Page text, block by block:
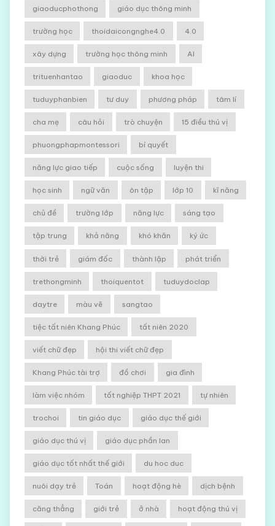
giaoducphothong giáo dục thông minh
trường học thoidaicongnghe4.0 4.0
xây dựng trường học thông minh AI
trituenhantao giaoduc khoa học
tuduyphanbien tư duy phương pháp tâm lí
cha mẹ câu hỏi trò chuyện 15 điều thú vị
phuongphapmontessori bí quyết
năng lực giao tiếp cuộc sống luyện thi
học sinh ngữ văn ôn tập lớp 10 kĩ năng
chủ đề trường lớp năng lực sáng tạo
tập trung khả năng khó khăn ký ức
thời trẻ giám đốc thành lập phát triển
trethongminh thoiquentot tuduydoclap
daytre màu vẽ sangtao
tiệc tất niên Khang Phúc tất niên 2020
viết chữ đẹp hội thi viết chữ đẹp
Khang Phúc tài trợ đồ chơi gia đình
làm việc nhóm tốt nghiệp THPT 2021 tự nhiên
trochoi tin giáo dục giáo dục thế giới
giáo dục thú vị giáo dục phần lan
giáo dục tốt nhất thế giới du hoc duc
nuôi dạy trẻ Toán hoạt động hè dịch bệnh
căng thẳng giới trẻ ở nhà hoạt động thú vị